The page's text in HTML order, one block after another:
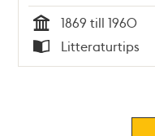
Tid
1869 till 1960
Typ
Litteraturtips